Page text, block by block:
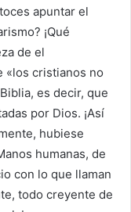
apuntar el
¡Qué
de el
«los cristianos no
es decir, que
por Dios. ¡Así
hubiese
humanas, de
con lo que llaman
todo creyente de